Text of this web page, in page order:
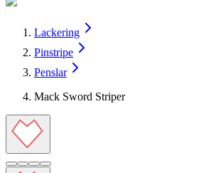
Lackering
Pinstripe
Penslar
Mack Sword Striper